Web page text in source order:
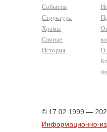
События
Структура
Храмы
Святые
История
О
© 17.02.1999 —
Информационно-